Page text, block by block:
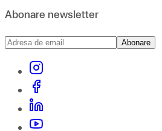
Abonare newsletter
Abonare